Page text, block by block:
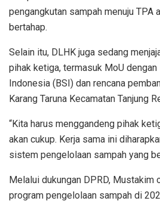
pengangkutan sampah menuju TPA
bertahap.
Selain itu, DLHK juga sedang
pihak ketiga, termasuk MoU dengan
Indonesia (BSI) dan rencana
Karang Taruna Kecamatan Tanjung
“Kita harus menggandeng pihak
akan cukup. Kerja sama ini
sistem pengelolaan sampah yang
Melalui dukungan DPRD,
program pengelolaan sampah di